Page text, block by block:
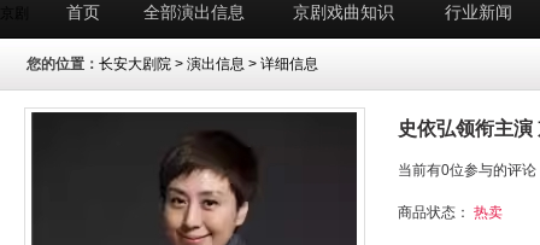
首页 全部演出信息 京剧戏曲知识 行业新闻
您的位置： 长安大剧院 > 演出信息 > 详细信息
史依弘领衔主演
当前有0位参与的评论
商品状态： 热卖